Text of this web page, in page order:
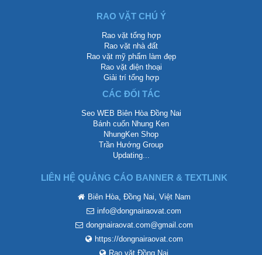
RAO VẶT CHÚ Ý
Rao vặt tổng hợp
Rao vặt nhà đất
Rao vặt mỹ phẩm làm đẹp
Rao vặt điện thoại
Giải trí tổng hợp
CÁC ĐỐI TÁC
Seo WEB Biên Hòa Đồng Nai
Bánh cuốn Nhung Ken
NhungKen Shop
Trần Hướng Group
Updating...
LIÊN HỆ QUẢNG CÁO BANNER & TEXTLINK
Biên Hòa, Đồng Nai, Việt Nam
info@dongnairaovat.com
dongnairaovat.com@gmail.com
https://dongnairaovat.com
Rao vặt Đồng Nai